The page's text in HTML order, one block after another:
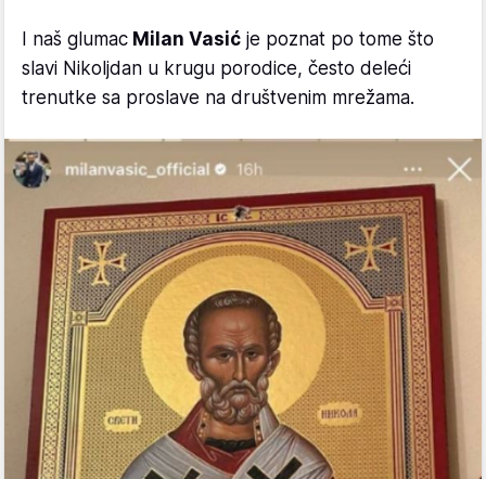
I naš glumac Milan Vasić je poznat po tome što
slavi Nikoljdan u krugu porodice, često deleći
trenutke sa proslave na društvenim mrežama.